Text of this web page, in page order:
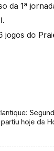
da 1ª
jogos do
hoje da